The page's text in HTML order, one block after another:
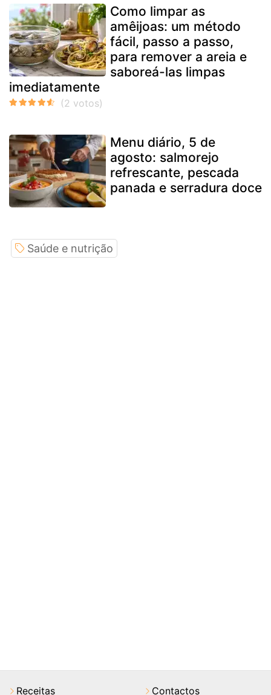
Como limpar as
amêijoas: um método
fácil, passo a passo,
para remover a areia e
saboreá-las limpas
imediatamente
Menu diário, 5 de
agosto: salmorejo
refrescante, pescada
panada e serradura doce
Saúde e nutrição
Receitas Contactos